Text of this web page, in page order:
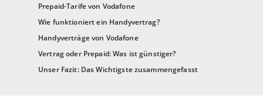
Prepaid-Tarife von Vodafone
Wie funktioniert ein Handyvertrag?
Handyverträge von Vodafone
Vertrag oder Prepaid: Was ist günstiger?
Unser Fazit: Das Wichtigste zusammengefasst